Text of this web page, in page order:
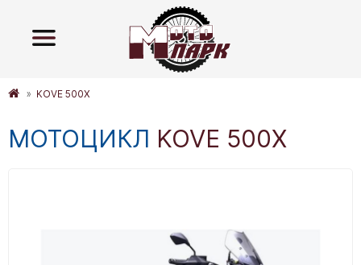
KOVE 500X
МОТОЦИКЛ KOVE 500X